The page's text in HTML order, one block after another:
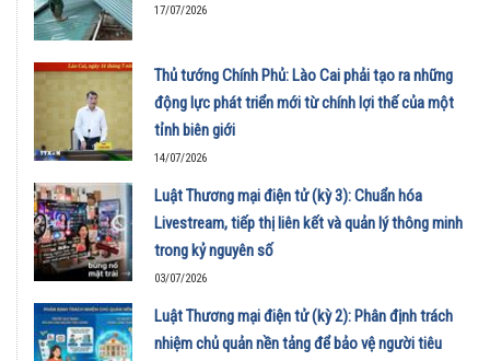
17/07/2026
Thủ tướng Chính Phủ: Lào Cai phải tạo ra những
động lực phát triển mới từ chính lợi thế của một
tỉnh biên giới
14/07/2026
Luật Thương mại điện tử (kỳ 3): Chuẩn hóa
Livestream, tiếp thị liên kết và quản lý thông minh
trong kỷ nguyên số
03/07/2026
Luật Thương mại điện tử (kỳ 2): Phân định trách
nhiệm chủ quản nền tảng để bảo vệ người tiêu